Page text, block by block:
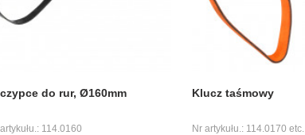
do rur, Ø160mm
114.0160
Klucz taśmowy
Nr artykułu.: 114.0170 etc.